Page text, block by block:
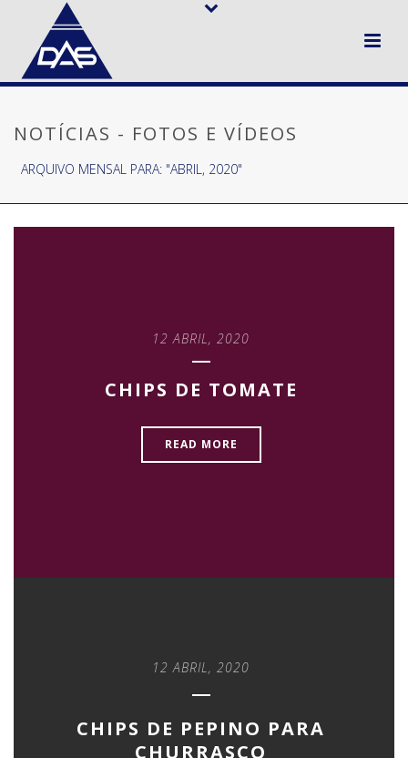
NOTÍCIAS - FOTOS E VÍDEOS
ARQUIVO MENSAL PARA: "ABRIL, 2020"
12 ABRIL, 2020
CHIPS DE TOMATE
READ MORE
12 ABRIL, 2020
CHIPS DE PEPINO PARA
CHURRASCO